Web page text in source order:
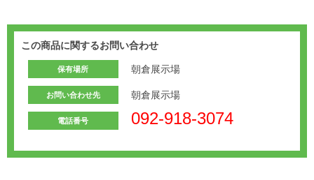
この商品に関するお問い合わせ
保有場所 朝倉展示場
お問い合わせ先 朝倉展示場
電話番号 092-918-3074